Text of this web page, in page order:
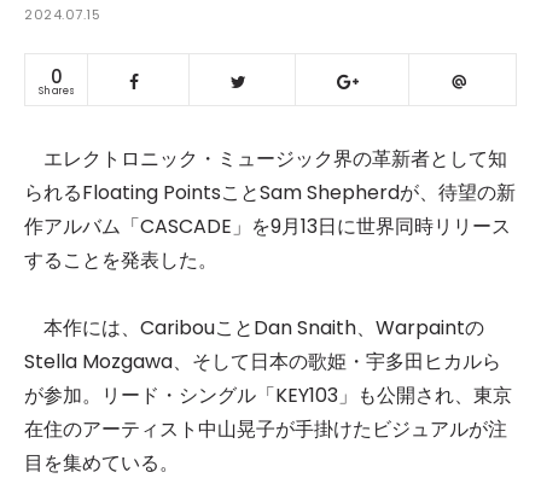
2024.07.15
0
Shares
エレクトロニック・ミュージック界の革新者として知
られるFloating PointsことSam Shepherdが、待望の新
作アルバム「CASCADE」を9月13日に世界同時リリース
することを発表した。
本作には、CaribouことDan Snaith、Warpaintの
Stella Mozgawa、そして日本の歌姫・宇多田ヒカルら
が参加。リード・シングル「KEY103」も公開され、東京
在住のアーティスト中山晃子が手掛けたビジュアルが注
目を集めている。